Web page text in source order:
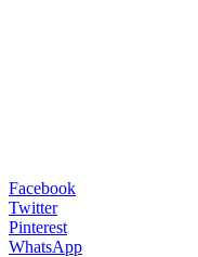
Facebook
Twitter
Pinterest
WhatsApp